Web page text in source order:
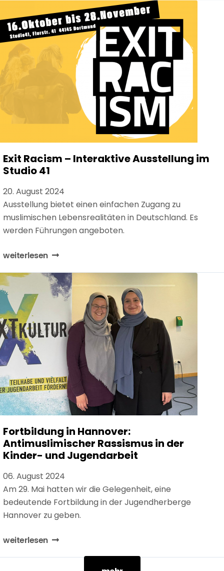
Exit Racism – Interaktive Ausstellung im
Studio 41
20. August 2024
Ausstellung bietet einen einfachen Zugang zu
muslimischen Lebensrealitäten in Deutschland. Es
werden Führungen angeboten.
weiterlesen
Fortbildung in Hannover:
Antimuslimischer Rassismus in der
Kinder- und Jugendarbeit
06. August 2024
Am 29. Mai hatten wir die Gelegenheit, eine
bedeutende Fortbildung in der Jugendherberge
Hannover zu geben.
weiterlesen